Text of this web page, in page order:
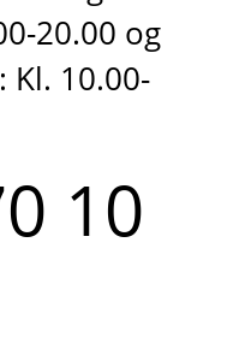
20.00 og
Kl. 10.00-
10